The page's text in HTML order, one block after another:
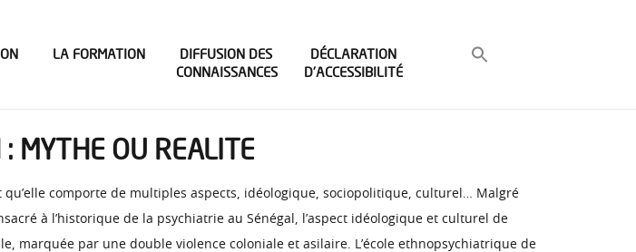
LA FORMATION
DIFFUSION DES
CONNAISSANCES
DÉCLARATION
D’ACCESSIBILITÉ
: MYTHE OU REALITE
comporte de multiples aspects, idéologique, sociopolitique, culturel… Malgré
à l’historique de la psychiatrie au Sénégal, l’aspect idéologique et culturel de
marquée par une double violence coloniale et asilaire. L’école ethnopsychiatrique de